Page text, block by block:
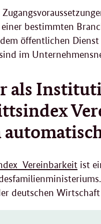
bestimmten
öffentlichen
im
als
Vereinbarkeit ist
deutschen